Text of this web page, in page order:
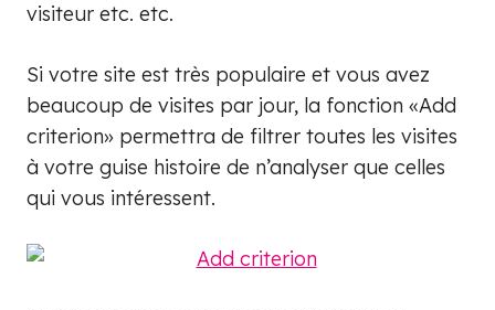
visiteur etc. etc.
Si votre site est très populaire et vous avez
beaucoup de visites par jour, la fonction «Add
criterion» permettra de filtrer toutes les visites
à votre guise histoire de n’analyser que celles
qui vous intéressent.